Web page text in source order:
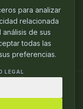
para analizar
relacionada
de sus
todas las
preferencias.
LEGAL